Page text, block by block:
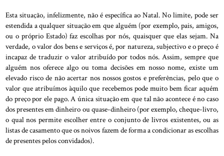
Esta situação, infelizmente, não é específica ao Natal. No limite, pode ser
estendida a qualquer situação em que alguém (por exemplo, pais, amigos,
ou o próprio Estado) faz escolhas por nós, quaisquer que elas sejam. Na
verdade, o valor dos bens e serviços é, por natureza, subjectivo e o preço é
incapaz de traduzir o valor atribuído por todos nós. Assim, sempre que
alguém nos oferece algo ou toma decisões em nosso nome, existe um
elevado risco de não acertar nos nossos gostos e preferências, pelo que o
valor que atribuímos àquilo que recebemos pode muito bem ficar aquém
do preço por ele pago. A única situação em que tal não acontece é no caso
dos presentes em dinheiro ou quase-dinheiro (por exemplo, cheque-livro,
o qual nos permite escolher entre o conjunto de livros existentes, ou as
listas de casamento que os noivos fazem de forma a condicionar as escolhas
de presentes pelos convidados).